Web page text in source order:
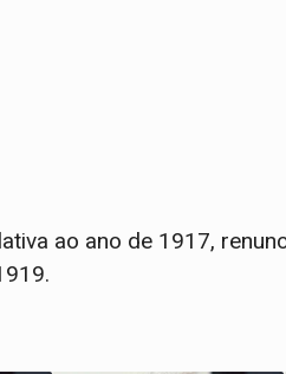
ao ano de 1917,